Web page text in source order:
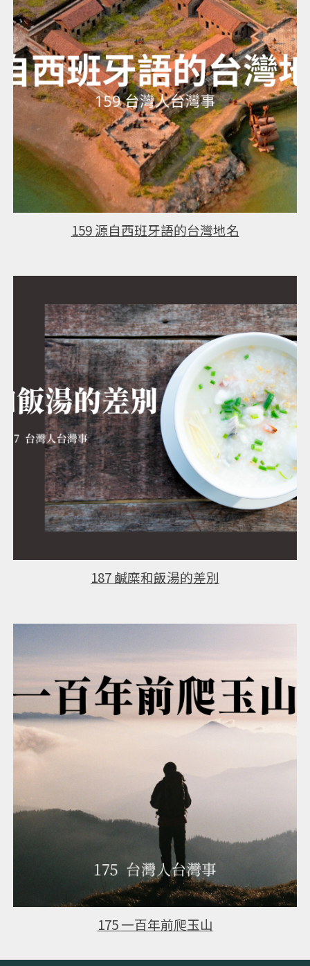
159源自西班牙語的台灣地名
187鹹糜和飯湯的差別
175一百年前爬玉山